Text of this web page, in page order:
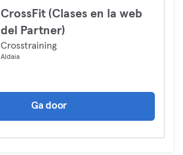
CrossFit (Clases en la web
del Partner)
Crosstraining
Aldaia
Ga door